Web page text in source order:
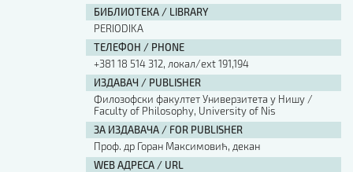
БИБЛИОТЕКА / LIBRARY
PERIODIKA
ТЕЛЕФОН / PHONE
+381 18 514 312, локал/ext 191,194
ИЗДАВАЧ / PUBLISHER
Филозофски факултет Универзитета у Нишу /
Faculty of Philosophy, University of Nis
ЗА ИЗДАВАЧА / FOR PUBLISHER
Проф. др Горан Максимовић, декан
WEB АДРЕСА / URL